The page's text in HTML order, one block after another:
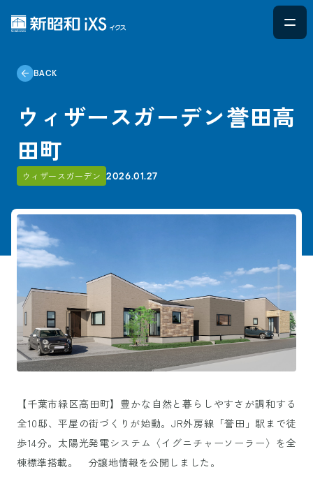
BACK
ウィザースガーデン誉田高
田町
ウィザースガーデン 2026.01.27
【千葉市緑区高田町】豊かな自然と暮らしやすさが調和する
全10邸、平屋の街づくりが始動。JR外房線「誉田」駅まで徒
歩14分。太陽光発電システム〈イグニチャーソーラー〉を全
棟標準搭載。 分譲地情報を公開しました。